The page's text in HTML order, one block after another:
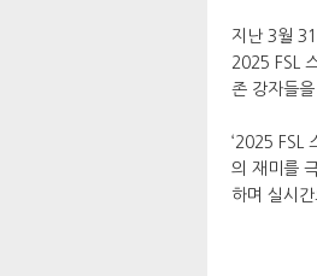
지난 3월
2025 FSL
존 강자들
‘2025 FSL
의 재미를
하며 실시